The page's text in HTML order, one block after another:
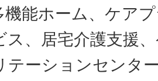
機能ホーム、ケア
ス、居宅介護支援
テーションセンタ